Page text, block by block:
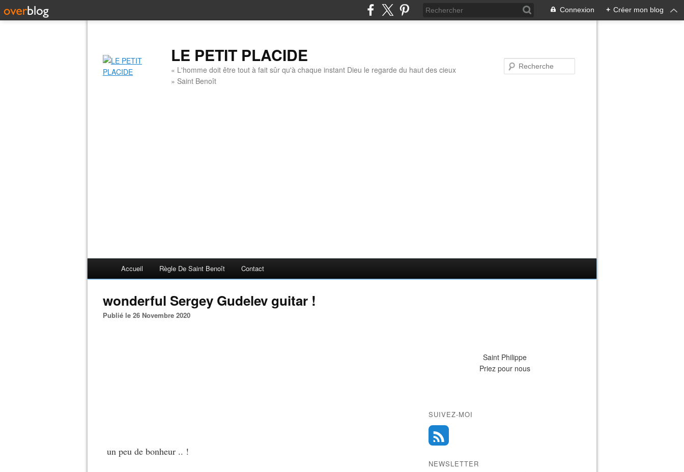
Connexion + Créer mon blog
LE PETIT PLACIDE
« L'homme doit être tout à fait sûr qu'à chaque instant Dieu le regarde du haut des cieux
» Saint Benoît
Accueil Règle De Saint Benoît Contact
wonderful Sergey Gudelev guitar !
Publié le 26 Novembre 2020
un peu de bonheur .. !
Saint Philippe
Priez pour nous
SUIVEZ-MOI
NEWSLETTER